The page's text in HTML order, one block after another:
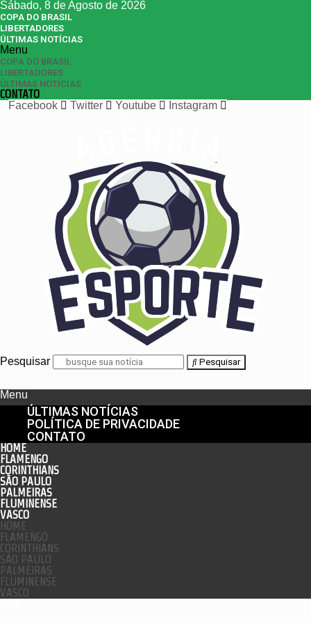
Sábado, 8 de Agosto de 2026
COPA DO BRASIL
LIBERTADORES
ÚLTIMAS NOTÍCIAS
Menu
COPA DO BRASIL
LIBERTADORES
ÚLTIMAS NOTÍCIAS
CONTATO
Facebook
Twitter Youtube Instagram
Pesquisar Pesquisar
Menu
ÚLTIMAS NOTÍCIAS
POLÍTICA DE PRIVACIDADE
CONTATO
HOME
FLAMENGO
CORINTHIANS
SÃO PAULO
PALMEIRAS
FLUMINENSE
VASCO
HOME
FLAMENGO
CORINTHIANS
SÃO PAULO
PALMEIRAS
FLUMINENSE
VASCO